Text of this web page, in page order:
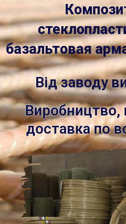
базальтовая
Від заводу
Виробництво,
доставка по